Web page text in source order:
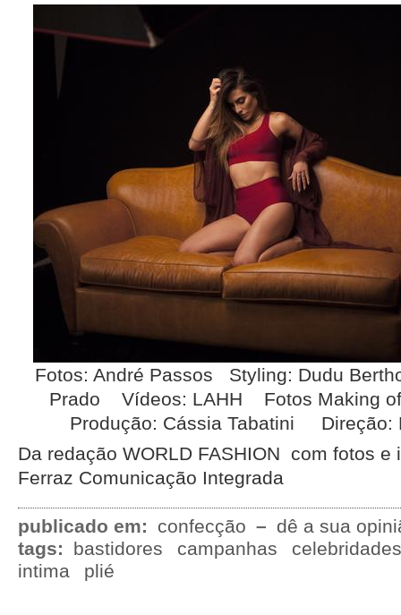
Fotos: André Passos Styling: Dudu
Prado Vídeos: LAHH Fotos Making
Produção: Cássia Tabatini Direção:
Da redação WORLD FASHION com fotos
Ferraz Comunicação Integrada
publicado em: confecção – dê a sua
tags:
bastidores campanhas
celebridades
intima
plié